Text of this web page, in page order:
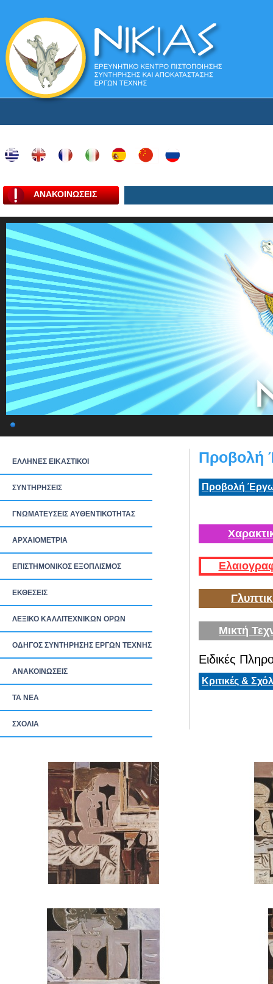
ΑΝΑΚΟΙΝΩΣΕΙΣ
ΕΛΛΗΝΕΣ ΕΙΚΑΣΤΙΚΟΙ
ΣΥΝΤΗΡΗΣΕΙΣ
ΓΝΩΜΑΤΕΥΣΕΙΣ ΑΥΘΕΝΤΙΚΟΤΗΤΑΣ
ΑΡΧΑΙΟΜΕΤΡΙΑ
ΕΠΙΣΤΗΜΟΝΙΚΟΣ ΕΞΟΠΛΙΣΜΟΣ
ΕΚΘΕΣΕΙΣ
ΛΕΞΙΚΟ ΚΑΛΛΙΤΕΧΝΙΚΩΝ ΟΡΩΝ
ΟΔΗΓΟΣ ΣΥΝΤΗΡΗΣΗΣ ΕΡΓΩΝ ΤΕΧΝΗΣ
ΑΝΑΚΟΙΝΩΣΕΙΣ
ΤΑ ΝEΑ
ΣΧΟΛΙΑ
Προβολή
Προβολή
Μικτή
Ειδικές
Κριτικές &